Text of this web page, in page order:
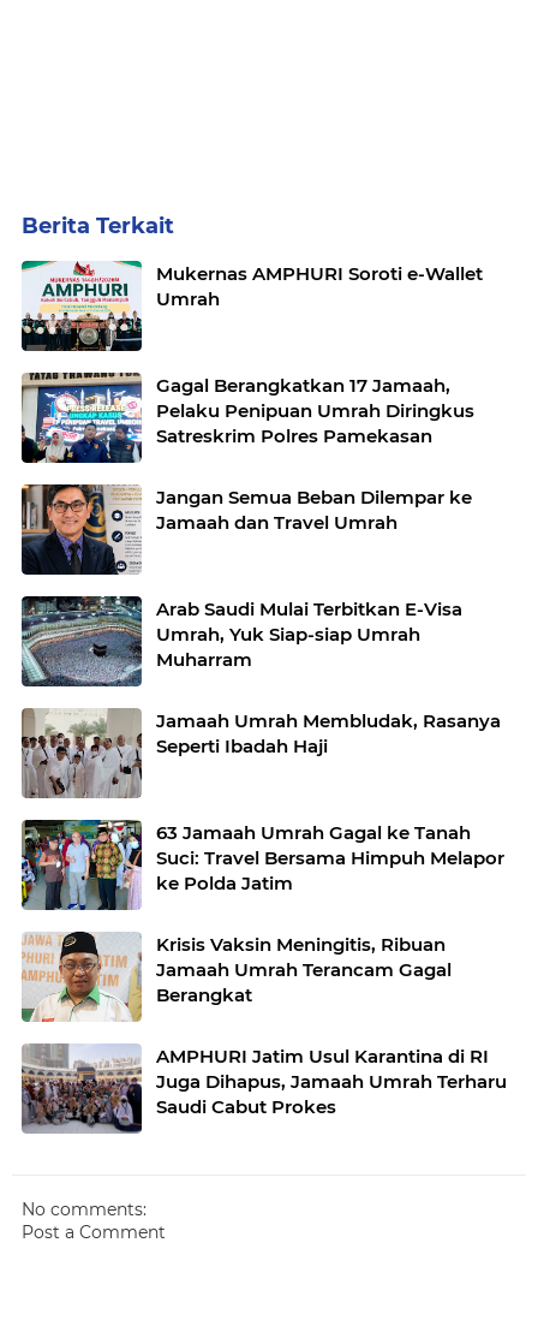
Berita Terkait
Mukernas AMPHURI Soroti e-Wallet
Umrah
Gagal Berangkatkan 17 Jamaah,
Pelaku Penipuan Umrah Diringkus
Satreskrim Polres Pamekasan
Jangan Semua Beban Dilempar ke
Jamaah dan Travel Umrah
Arab Saudi Mulai Terbitkan E-Visa
Umrah, Yuk Siap-siap Umrah
Muharram
Jamaah Umrah Membludak, Rasanya
Seperti Ibadah Haji
63 Jamaah Umrah Gagal ke Tanah
Suci: Travel Bersama Himpuh Melapor
ke Polda Jatim
Krisis Vaksin Meningitis, Ribuan
Jamaah Umrah Terancam Gagal
Berangkat
AMPHURI Jatim Usul Karantina di RI
Juga Dihapus, Jamaah Umrah Terharu
Saudi Cabut Prokes
No comments:
Post a Comment